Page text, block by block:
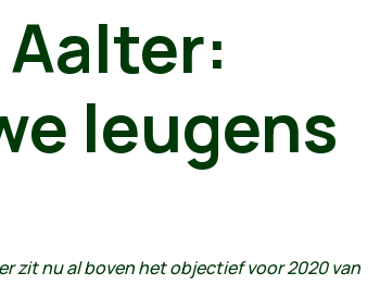
leugens
zit nu al boven het objectief voor 2020 van